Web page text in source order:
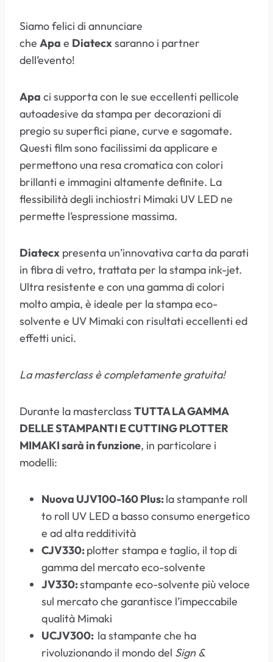
Siamo felici di annunciare
che Apa e Diatecxsaranno i partner
dell’evento!
Apa ci supporta con le sue eccellenti pellicole
autoadesive da stampa per decorazioni di
pregio su superfici piane, curve e sagomate.
Questi film sono facilissimi da applicare e
permettono una resa cromatica con colori
brillanti e immagini altamente definite. La
flessibilità degli inchiostri Mimaki UV LED ne
permette l’espressione massima.
Diatecx presenta un’innovativa carta da parati
in fibra di vetro, trattata per la stampa ink-jet.
Ultra resistente e con una gamma di colori
molto ampia, è ideale per la stampa eco-
solvente e UV Mimaki con risultati eccellenti ed
effetti unici.
La masterclass è completamente gratuita!
Durante la masterclass TUTTA LA GAMMA
DELLE STAMPANTI E CUTTING PLOTTER
MIMAKI sarà in funzione, in particolare i
modelli:
Nuova UJV100-160 Plus:la stampante roll
to roll UV LED a basso consumo energetico
e ad alta redditività
CJV330:plotter stampa e taglio, il top di
gamma del mercato eco-solvente
JV330:stampante eco-solvente più veloce
sul mercato che garantisce l’impeccabile
qualità Mimaki
UCJV300: la stampante che ha
rivoluzionando il mondo del Sign &